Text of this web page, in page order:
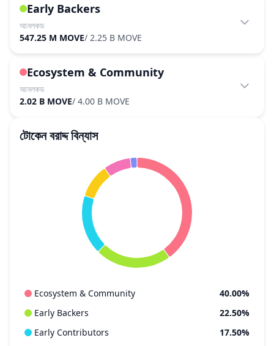
Early Backers
আনলকড
547.25 M MOVE/ 2.25 B MOVE
Ecosystem & Community
আনলকড
2.02 B MOVE/ 4.00 B MOVE
টোকেন বরাদ্দ বিন্যাস
Ecosystem & Community
40.00%
Early Backers
22.50%
Early Contributors
17.50%